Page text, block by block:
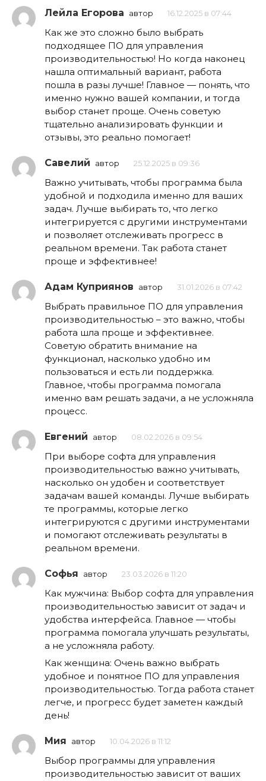
Лейла Егорова автор 16.12.2025 в 07:44
Как же это сложно было выбрать
подходящее ПО для управления
производительностью! Но когда наконец
нашла оптимальный вариант, работа
пошла в разы лучше! Главное — понять, что
именно нужно вашей компании, и тогда
выбор станет проще. Очень советую
тщательно анализировать функции и
отзывы, это реально помогает!
Савелий автор 25.12.2025 в 09:36
Важно учитывать, чтобы программа была
удобной и подходила именно для ваших
задач. Лучше выбирать то, что легко
интегрируется с другими инструментами
и позволяет отслеживать прогресс в
реальном времени. Так работа станет
проще и эффективнее!
Адам Куприянов автор 31.01.2026 в 07:42
Выбрать правильное ПО для управления
производительностью – это важно, чтобы
работа шла проще и эффективнее.
Советую обратить внимание на
функционал, насколько удобно им
пользоваться и есть ли поддержка.
Главное, чтобы программа помогала
именно вам решать задачи, а не усложняла
процесс.
Евгений автор 08.02.2026 в 09:54
При выборе софта для управления
производительностью важно учитывать,
насколько он удобен и соответствует
задачам вашей команды. Лучше выбирать
те программы, которые легко
интегрируются с другими инструментами
и помогают отслеживать результаты в
реальном времени.
Софья автор 23.03.2026 в 11:20
Как мужчина: Выбор софта для управления
производительностью зависит от задач и
удобства интерфейса. Главное — чтобы
программа помогала улучшать результаты,
а не усложняла работу.
Как женщина: Очень важно выбрать
удобное и понятное ПО для управления
производительностью. Тогда работа станет
легче, и прогресс будет заметен каждый
день!
Мия автор 10.04.2026 в 11:12
Выбор программы для управления
производительностью зависит от ваших